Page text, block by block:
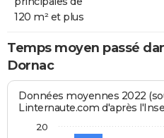
120 m² et plus
Temps moyen passé
Dornac
Données moyennes 2022
Linternaute.com d'après
20